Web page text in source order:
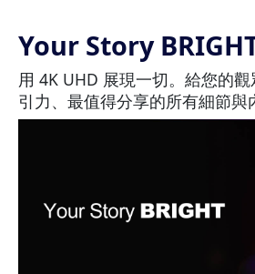
Your Story
用 4K UHD 展現一切。給您的
引力、最值得分享的所有細節與